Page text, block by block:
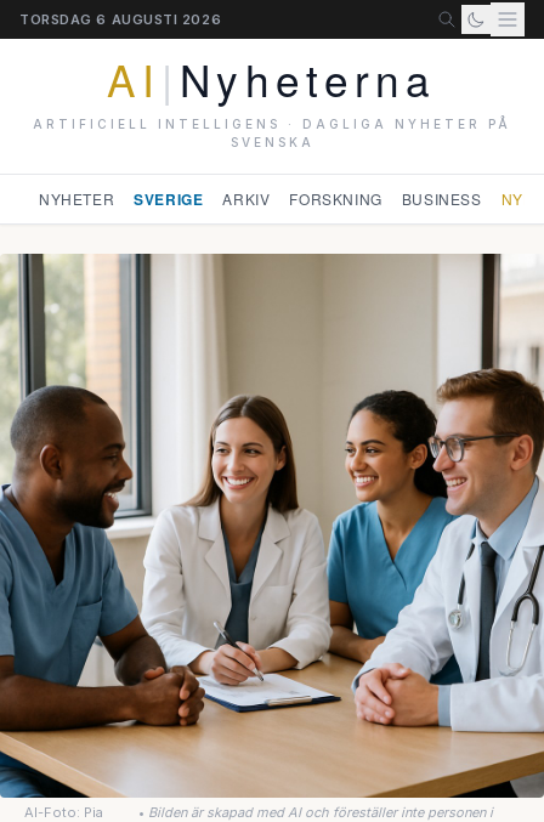
TORSDAG 6 AUGUSTI 2026
AI | Nyheterna
ARTIFICIELL INTELLIGENS · DAGLIGA NYHETER PÅ
SVENSKA
NYHETER SVERIGE ARKIV FORSKNING BUSINESS
AI-Foto: Pia
• Bilden är skapad med AI och föreställer inte personen i